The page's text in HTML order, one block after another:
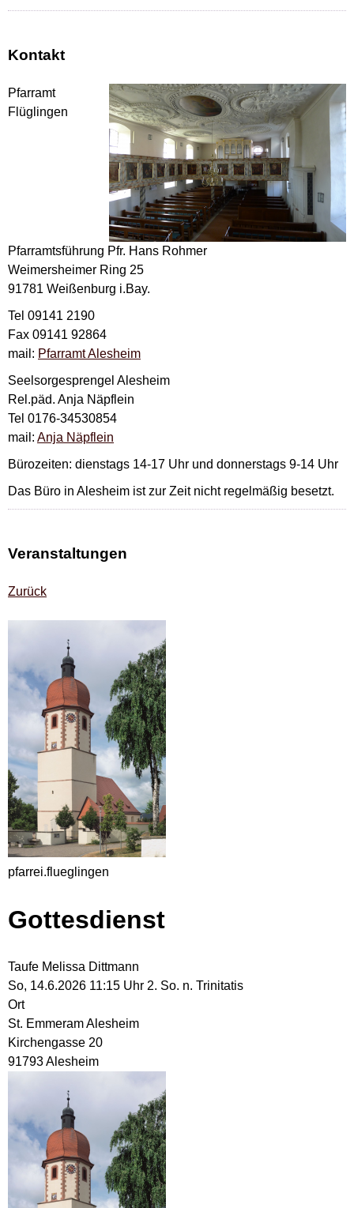
Kontakt
Pfarramt
Flüglingen
Pfarramtsführung Pfr. Hans Rohmer
Weimersheimer Ring 25
91781 Weißenburg i.Bay.
Tel 09141 2190
Fax 09141 92864
mail: Pfarramt Alesheim
Seelsorgesprengel Alesheim
Rel.päd. Anja Näpflein
Tel 0176-34530854
mail: Anja Näpflein
Bürozeiten: dienstags 14-17 Uhr und donnerstags 9-14 Uhr
Das Büro in Alesheim ist zur Zeit nicht regelmäßig besetzt.
Veranstaltungen
Zurück
pfarrei.flueglingen
Gottesdienst
Taufe Melissa Dittmann
So, 14.6.2026 11:15 Uhr 2. So. n. Trinitatis
Ort
St. Emmeram Alesheim
Kirchengasse 20
91793 Alesheim